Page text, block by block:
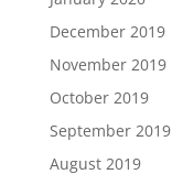
December 2019
November 2019
October 2019
September 2019
August 2019